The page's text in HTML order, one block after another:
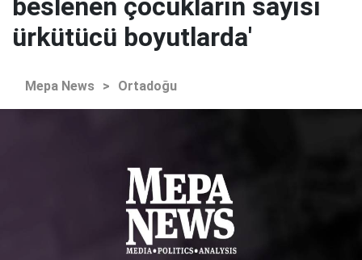
beslenen çocukların sayısı
ürkütücü boyutlarda'
Mepa News > Ortadoğu